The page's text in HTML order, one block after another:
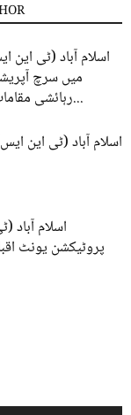
اسلام آباد (ٹی
رہائشی مقامات، 87 دکانیں، 21 ہوٹلز ،211...
اسلام
پروٹیکشن یونٹ